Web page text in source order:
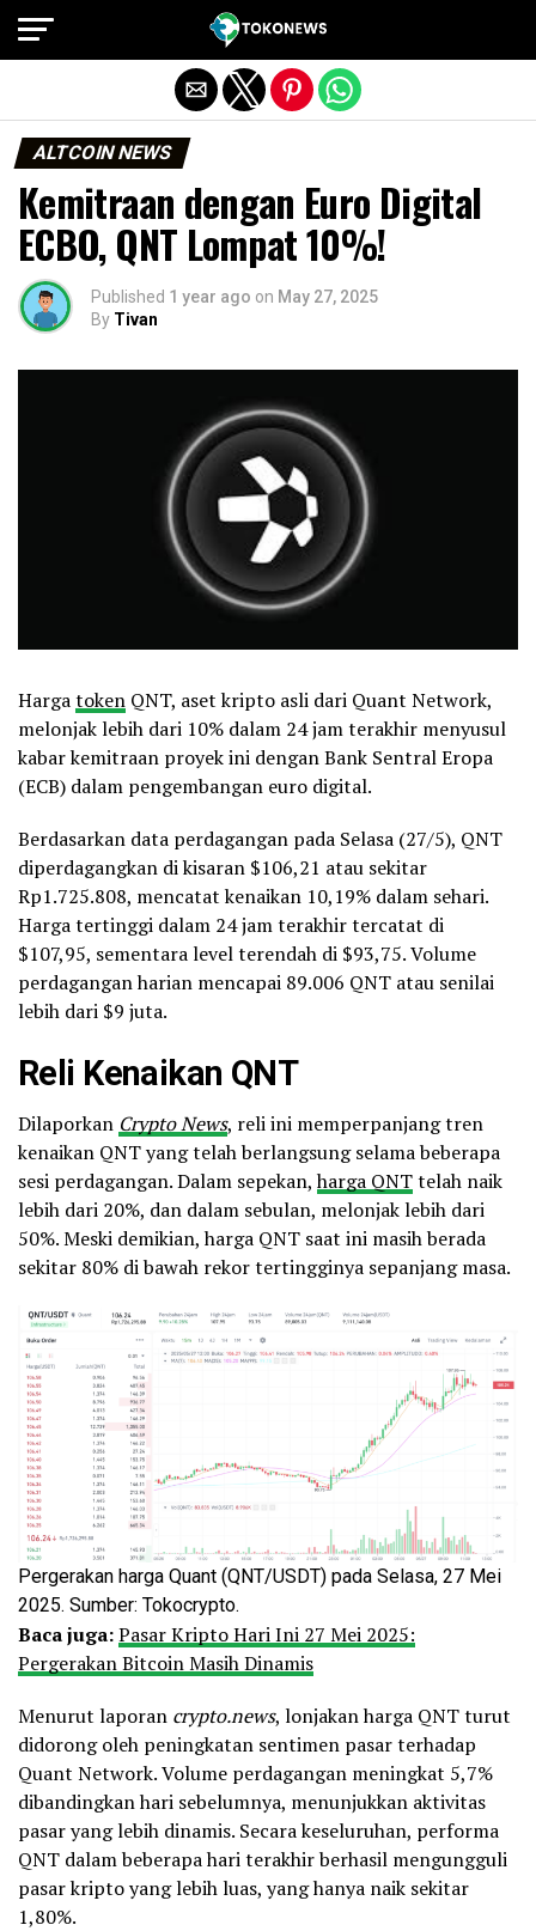
ALTCOIN NEWS
Kemitraan dengan Euro Digital
ECBO, QNT Lompat 10%!
Published 1 year ago on May 27, 2025
By Tivan
Hargatoken QNT, aset kripto asli dari Quant Network,
melonjak lebih dari 10% dalam 24 jam terakhir menyusul
kabar kemitraan proyek ini dengan Bank Sentral Eropa
(ECB) dalam pengembangan euro digital.
Berdasarkan data perdagangan pada Selasa (27/5), QNT
diperdagangkan di kisaran $106,21 atau sekitar
Rp1.725.808, mencatat kenaikan 10,19% dalam sehari.
Harga tertinggi dalam 24 jam terakhir tercatat di
$107,95, sementara level terendah di $93,75. Volume
perdagangan harian mencapai 89.006 QNT atau senilai
lebih dari $9 juta.
Reli Kenaikan QNT
Dilaporkan Crypto News, reli ini memperpanjang tren
kenaikan QNT yang telah berlangsung selama beberapa
sesi perdagangan. Dalam sepekan,harga QNTtelah naik
lebih dari 20%, dan dalam sebulan, melonjak lebih dari
50%. Meski demikian, harga QNT saat ini masih berada
sekitar 80% di bawah rekor tertingginya sepanjang masa.
Pergerakan harga Quant (QNT/USDT) pada Selasa, 27 Mei
2025. Sumber: Tokocrypto.
Baca juga:Pasar Kripto Hari Ini 27 Mei 2025:
Pergerakan Bitcoin Masih Dinamis
Menurut laporan crypto.news, lonjakan harga QNT turut
didorong oleh peningkatan sentimen pasar terhadap
Quant Network. Volume perdagangan meningkat 5,7%
dibandingkan hari sebelumnya, menunjukkan aktivitas
pasar yang lebih dinamis. Secara keseluruhan, performa
QNT dalam beberapa hari terakhir berhasil mengungguli
pasar kripto yang lebih luas, yang hanya naik sekitar
1,80%.
Exit mobile version